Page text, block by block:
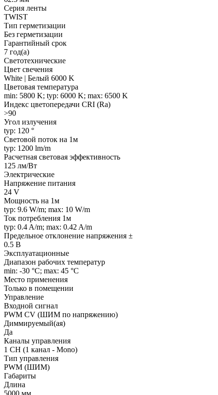
Серия ленты
TWIST
Тип герметизации
Без герметизации
Гарантийный срок
7 год(а)
Светотехнические
Цвет свечения
White | Белый 6000 K
Цветовая температура
min: 5800 K; typ: 6000 K; max: 6500 K
Индекс цветопередачи CRI (Ra)
>90
Угол излучения
typ: 120 °
Световой поток на 1м
typ: 1200 lm/m
Расчетная световая эффективность
125 лм/Вт
Электрические
Напряжение питания
24 V
Мощность на 1м
typ: 9.6 W/m; max: 10 W/m
Ток потребления 1м
typ: 0.4 A/m; max: 0.42 A/m
Предельное отклонение напряжения ±
0.5 В
Эксплуатационные
Диапазон рабочих температур
min: -30 °C; max: 45 °C
Место применения
Только в помещении
Управление
Входной сигнал
PWM СV (ШИМ по напряжению)
Диммируемый(ая)
Да
Каналы управления
1 CH (1 канал - Mono)
Тип управления
PWM (ШИМ)
Габариты
Длина
5000 мм